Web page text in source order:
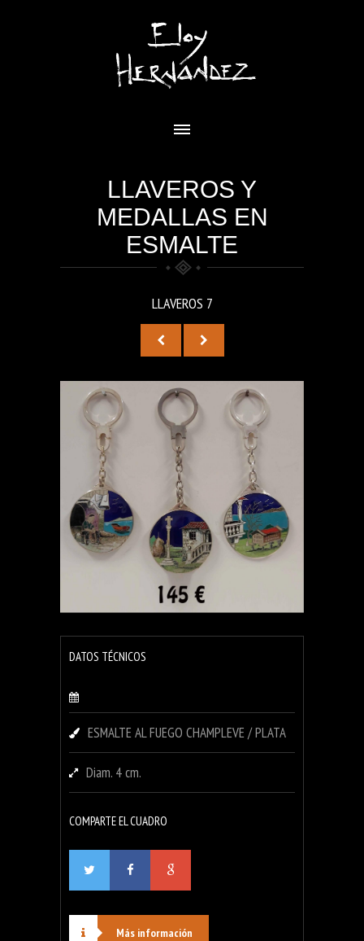
LLAVEROS Y
MEDALLAS EN
ESMALTE
LLAVEROS 7
DATOS TÉCNICOS
ESMALTE AL FUEGO CHAMPLEVE / PLATA
Diam. 4 cm.
COMPARTE EL CUADRO
Más información